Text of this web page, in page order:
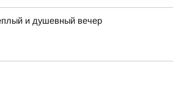
и душевный вечер